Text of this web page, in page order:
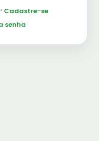
Cadastre-se
senha